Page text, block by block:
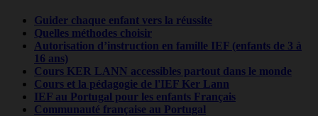
Guider chaque enfant vers la réussite
Quelles méthodes choisir
Autorisation d’instruction en famille IEF (enfants de 3 à
16 ans)
Cours KER LANN accessibles partout dans le monde
Cours et la pédagogie de l'IEF Ker Lann
IEF au Portugal pour les enfants Français
Communauté française au Portugal